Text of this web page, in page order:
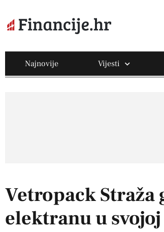
Najnovije Vijesti
Vetropack
elektranu u